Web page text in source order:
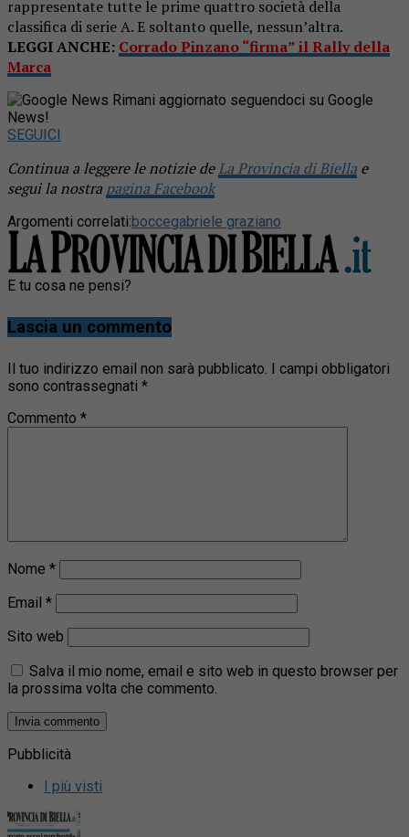
rappresentate tutte le prime quattro società della
classifica di serie A. E soltanto quelle, nessun’altra.
LEGGI ANCHE: Corrado Pinzano “firma” il Rally della
Marca
Rimani aggiornato seguendoci su Google
News!
SEGUICI
Continua a leggere le notizie deLa Provincia di Biella e
segui la nostra pagina Facebook
Argomenti correlati:boccegabriele graziano
E tu cosa ne pensi?
Lascia un commento
Il tuo indirizzo email non sarà pubblicato. I campi obbligatori
sono contrassegnati *
Commento *
Nome *
Email *
Sito web
Salva il mio nome, email e sito web in questo browser per
la prossima volta che commento.
Pubblicità
I più visti